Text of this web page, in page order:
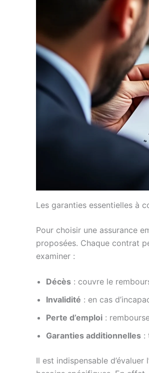
Les garanties essentielles à
Pour choisir une assurance
proposées. Chaque contrat
examiner :
Décès : couvre le
Invalidité : en cas
Perte d’emploi :
Garanties additionnelles :
Il est indispensable d’évaluer